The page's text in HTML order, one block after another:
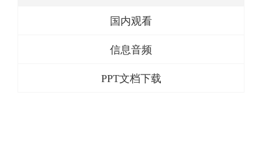
国内观看
信息音频
PPT文档下载